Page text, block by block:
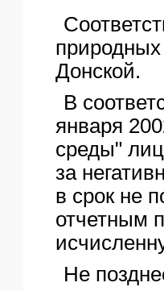
Донской.
В
января
среды"
за
в срок не
отчетным
Не